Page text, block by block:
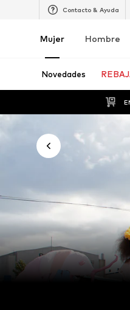
Contacto & Ayuda
Mujer Hombre
Novedades